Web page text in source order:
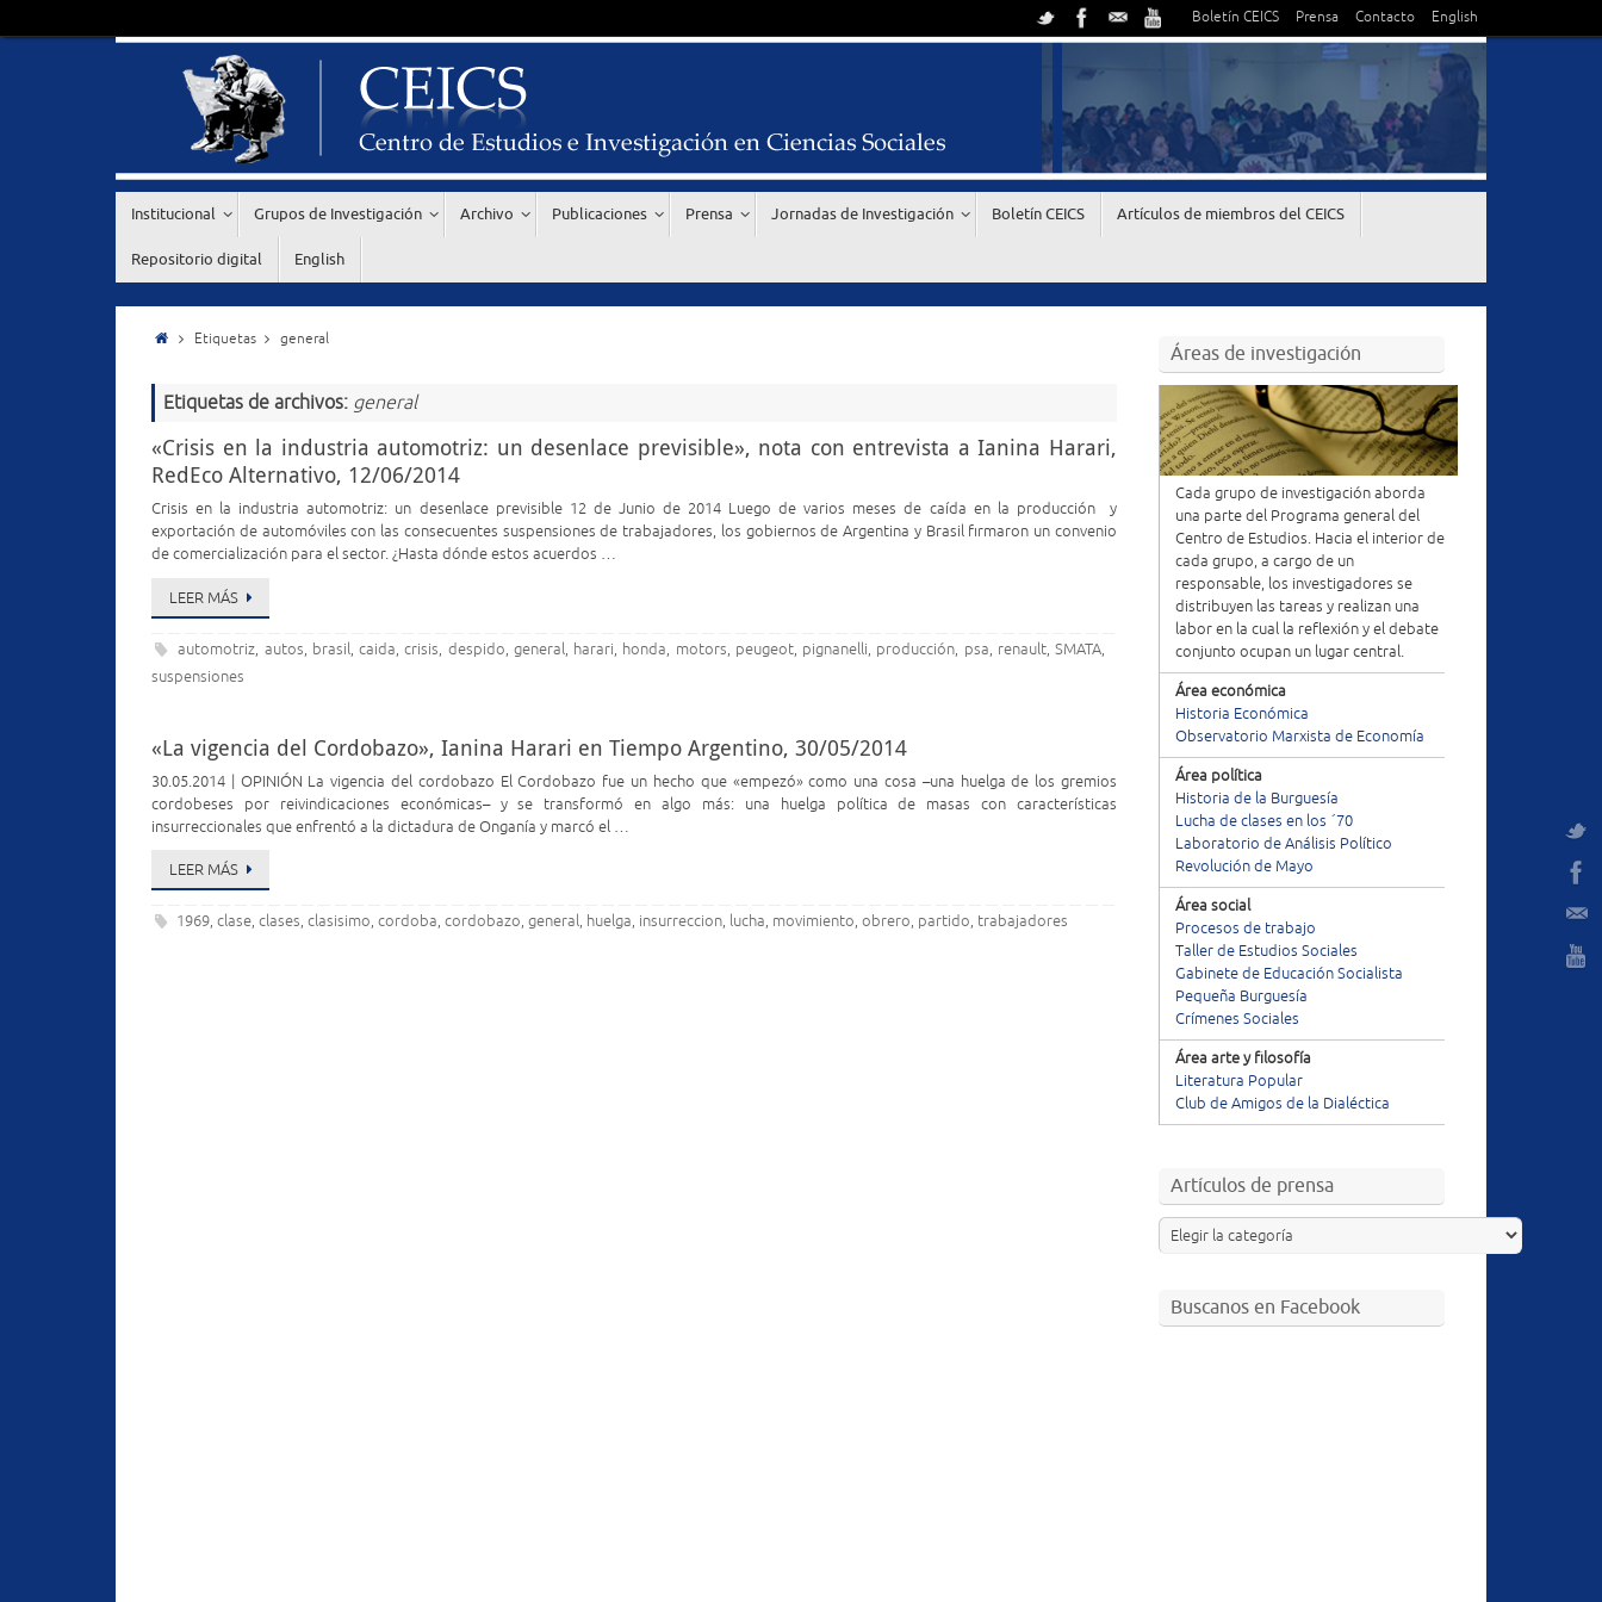
Boletín CEICS Prensa Contacto English
Institucional Grupos de Investigación Archivo Publicaciones Prensa Jornadas de Investigación Boletín CEICS Artículos de miembros del CEICS
Repositorio digital English
Etiquetas general
Etiquetas de archivos: general
«Crisis en la industria automotriz: un desenlace previsible», nota con entrevista a Ianina Harari,
RedEco Alternativo, 12/06/2014
Crisis en la industria automotriz: un desenlace previsible 12 de Junio de 2014 Luego de varios meses de caída en la producción y
exportación de automóviles con las consecuentes suspensiones de trabajadores, los gobiernos de Argentina y Brasil firmaron un convenio
de comercialización para el sector. ¿Hasta dónde estos acuerdos …
LEER MÁS
automotriz, autos, brasil,caida,crisis, despido, general, harari, honda, motors, peugeot, pignanelli, producción, psa, renault,SMATA,
suspensiones
«La vigencia del Cordobazo», Ianina Harari en Tiempo Argentino, 30/05/2014
30.05.2014 | OPINIÓN La vigencia del cordobazo El Cordobazo fue un hecho que «empezó» como una cosa –una huelga de los gremios
cordobeses por reivindicaciones económicas– y se transformó en algo más: una huelga política de masas con características
insurreccionales que enfrentó a la dictadura de Onganía y marcó el …
LEER MÁS
1969,clase,clases,clasisimo,cordoba,cordobazo,general, huelga, insurreccion, lucha, movimiento,obrero, partido, trabajadores
Áreas de investigación
Cada grupo de investigación aborda
una parte del Programa general del
Centro de Estudios. Hacia el interior de
cada grupo, a cargo de un
responsable, los investigadores se
distribuyen las tareas y realizan una
labor en la cual la reflexión y el debate
conjunto ocupan un lugar central.
Área económica
Historia Económica
Observatorio Marxista de Economía
Área política
Historia de la Burguesía
Lucha de clases en los ´70
Laboratorio de Análisis Político
Revolución de Mayo
Área social
Procesos de trabajo
Taller de Estudios Sociales
Gabinete de Educación Socialista
Pequeña Burguesía
Crímenes Sociales
Área arte y filosofía
Literatura Popular
Club de Amigos de la Dialéctica
Artículos de prensa
Buscanos en Facebook